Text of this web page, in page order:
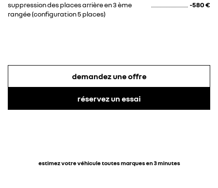
suppression des places arrière en 3 ème
rangée (configuration 5 places)
-580 €
demandez une offre
réservez un essai
estimez votre véhicule toutes marques en 3 minutes